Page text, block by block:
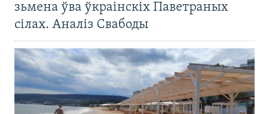
зьмена ўва ўкраінскіх Паветраных
сілах. Аналіз Свабоды